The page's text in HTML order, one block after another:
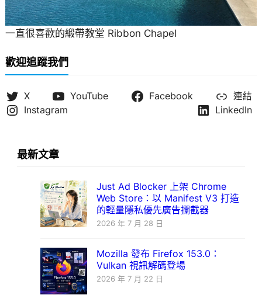
一直很喜歡的緞帶教堂 Ribbon Chapel
歡迎追蹤我們
X YouTube Facebook
連結
Instagram
LinkedIn
最新文章
Just Ad Blocker 上架 Chrome
Web Store：以 Manifest V3 打造
的輕量隱私優先廣告攔截器
2026 年 7 月 28 日
Mozilla 發布 Firefox 153.0：
Vulkan 視訊解碼登場
2026 年 7 月 22 日